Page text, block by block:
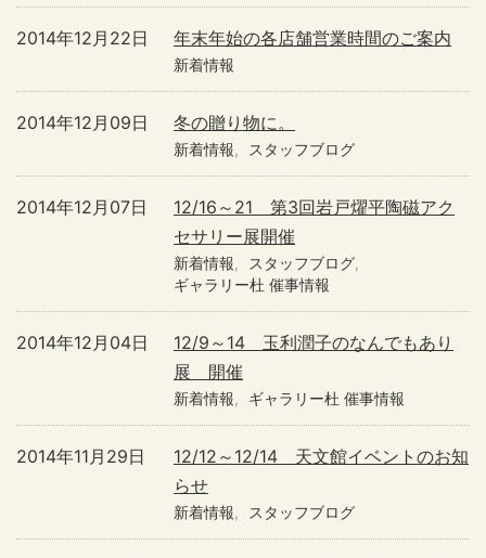
年末年始の各店舗営業時間のご案内
2014年12月22日
新着情報
冬の贈り物に。
2014年12月09日
新着情報 スタッフブログ
12/16～21 第3回岩戸燿平陶磁アク
セサリー展開催
2014年12月07日
新着情報
スタッフブログ
ギャラリー杜 催事情報
12/9～14 玉利潤子のなんでもあり
展 開催
2014年12月04日
新着情報 ギャラリー杜 催事情報
12/12～12/14 天文館イベントのお知
らせ
2014年11月29日
新着情報 スタッフブログ